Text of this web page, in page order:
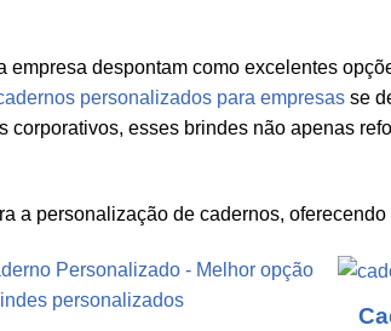
despontam como excelentes
personalizados para empresas se
esses brindes não apenas
a personalização de cadernos,